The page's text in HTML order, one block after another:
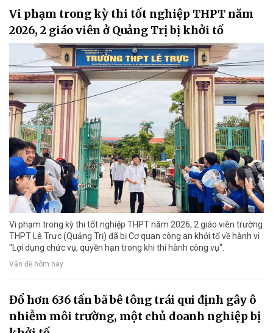
Vi phạm trong kỳ thi tốt nghiệp THPT năm
2026, 2 giáo viên ở Quảng Trị bị khởi tố
Vi phạm trong kỳ thi tốt nghiệp THPT năm 2026, 2 giáo viên trường
THPT Lê Trực (Quảng Trị) đã bị Cơ quan công an khởi tố về hành vi
"Lợi dụng chức vụ, quyền hạn trong khi thi hành công vụ".
Vấn đề hôm nay
Đổ hơn 636 tấn bã bê tông trái qui định gây ô
nhiễm môi trường, một chủ doanh nghiệp bị